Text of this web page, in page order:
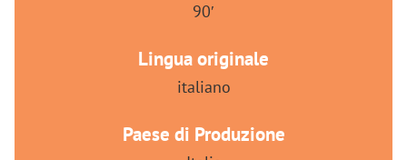
90′
Lingua originale
italiano
Paese di Produzione